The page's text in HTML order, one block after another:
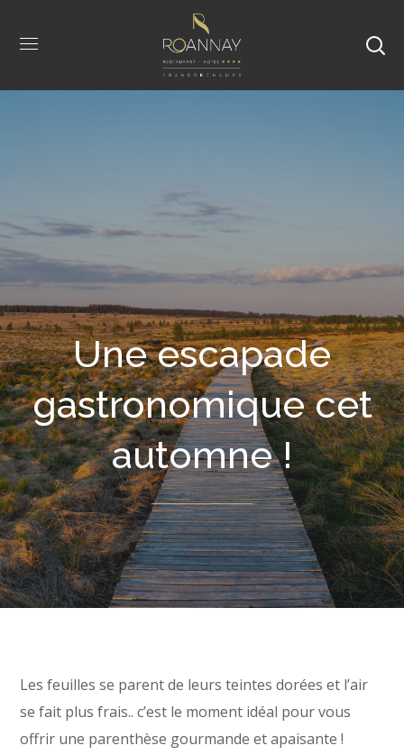
Une escapade
gastronomique cet
automne !
Les feuilles se parent de leurs teintes dorées et l’air
se fait plus frais.. c’est le moment idéal pour vous
offrir une parenthèse gourmande et apaisante !